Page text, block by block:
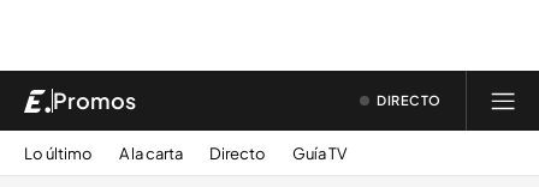
Promos DIRECTO
Lo último A la carta Directo Guía TV